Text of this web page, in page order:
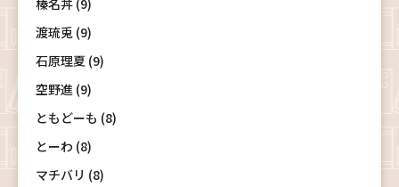
榛名丼 (9)
渡琉兎 (9)
石原理夏 (9)
空野進 (9)
ともどーも (8)
とーわ (8)
マチバリ (8)